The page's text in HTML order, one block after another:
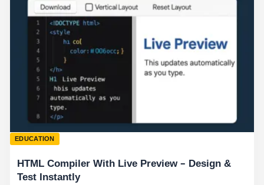
EDUCATION
HTML Compiler With Live Preview – Design &
Test Instantly